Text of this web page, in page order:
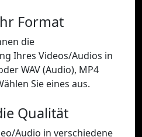
Format
die
Ihres Videos/Audios in
WAV (Audio), MP4
Sie eines aus.
Qualität
Audio in verschiedene